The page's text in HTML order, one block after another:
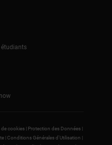
étudiants
de cookies | Protection des Données |
|Conditions Générales d'Utilisation |